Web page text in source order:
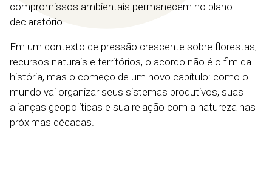
compromissos ambientais permanecem no plano
declaratório.
Em um contexto de pressão crescente sobre florestas,
recursos naturais e territórios, o acordo não é o fim da
história, mas o começo de um novo capítulo: como o
mundo vai organizar seus sistemas produtivos, suas
alianças geopolíticas e sua relação com a natureza nas
próximas décadas.